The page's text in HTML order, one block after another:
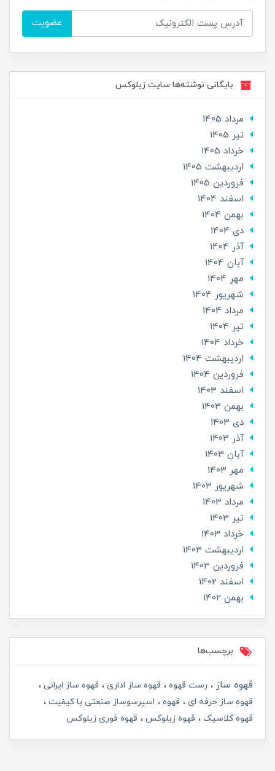
عضویت
بایگانی نوشته‌ها سایت زیلوکس
مرداد 1405
تير 1405
خرداد 1405
ارديبهشت 1405
فروردین 1405
اسفند 1404
بهمن 1404
دی 1404
آذر 1404
آبان 1404
مهر 1404
شهریور 1404
مرداد 1404
تير 1404
خرداد 1404
ارديبهشت 1404
فروردین 1404
اسفند 1403
بهمن 1403
دی 1403
آذر 1403
آبان 1403
مهر 1403
شهریور 1403
مرداد 1403
تير 1403
خرداد 1403
ارديبهشت 1403
فروردین 1403
اسفند 1402
بهمن 1402
برچسب‌ها
قهوه ساز رست قهوه قهوه ساز اداری
قهوه ساز ایرانی
قهوه ساز حرفه ای
قهوه
اسپرسوساز صنعتی با کیفیت
قهوه کلاسیک
قهوه زیلوکس قهوه فوری زیلوکس